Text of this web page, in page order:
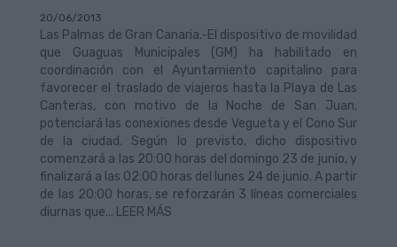
20/06/2013
Las Palmas de Gran Canaria.-El dispositivo de movilidad
que Guaguas Municipales (GM) ha habilitado en
coordinación con el Ayuntamiento capitalino para
favorecer el traslado de viajeros hasta la Playa de Las
Canteras, con motivo de la Noche de San Juan,
potenciará las conexiones desde Vegueta y el Cono Sur
de la ciudad. Según lo previsto, dicho dispositivo
comenzará a las 20:00 horas del domingo 23 de junio, y
finalizará a las 02:00 horas del lunes 24 de junio. A partir
de las 20:00 horas, se reforzarán 3 líneas comerciales
diurnas que... LEER MÁS